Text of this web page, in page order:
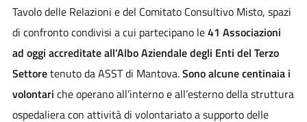
Tavolo delle Relazioni e del Comitato Consultivo Misto, spazi
di confronto condivisi a cui partecipano le41 Associazioni
ad oggi accreditate all’Albo Aziendale degli Enti del Terzo
Settoretenuto da ASST di Mantova.Sono alcune centinaia i
volontari che operano all’interno e all’esterno della struttura
ospedaliera con attività di volontariato a supporto delle